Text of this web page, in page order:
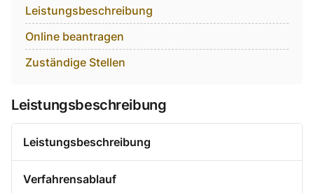
Leistungsbeschreibung
Online beantragen
Zuständige Stellen
Leistungsbeschreibung
Leistungsbeschreibung
Verfahrensablauf